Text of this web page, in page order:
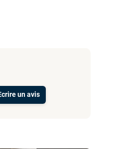
un avis